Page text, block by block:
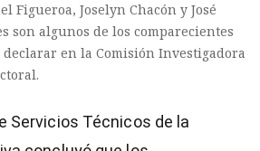
Figueroa, Joselyn Chacón y José
son algunos de los comparecientes
en la Comisión Investigadora
Servicios Técnicos de la